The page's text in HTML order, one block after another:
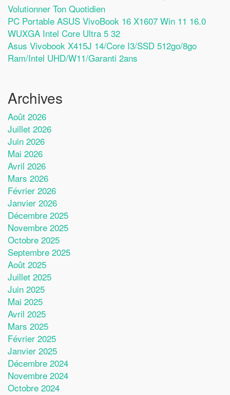
Volutionner Ton Quotidien
PC Portable ASUS VivoBook 16 X1607 Win 11 16.0
WUXGA Intel Core Ultra 5 32
Asus Vivobook X415J 14/Core I3/SSD 512go/8go
Ram/Intel UHD/W11/Garanti 2ans
Archives
Août 2026
Juillet 2026
Juin 2026
Mai 2026
Avril 2026
Mars 2026
Février 2026
Janvier 2026
Décembre 2025
Novembre 2025
Octobre 2025
Septembre 2025
Août 2025
Juillet 2025
Juin 2025
Mai 2025
Avril 2025
Mars 2025
Février 2025
Janvier 2025
Décembre 2024
Novembre 2024
Octobre 2024